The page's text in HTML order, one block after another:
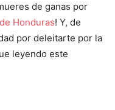
de ganas por
Honduras! Y, de
por deleitarte por la
leyendo este